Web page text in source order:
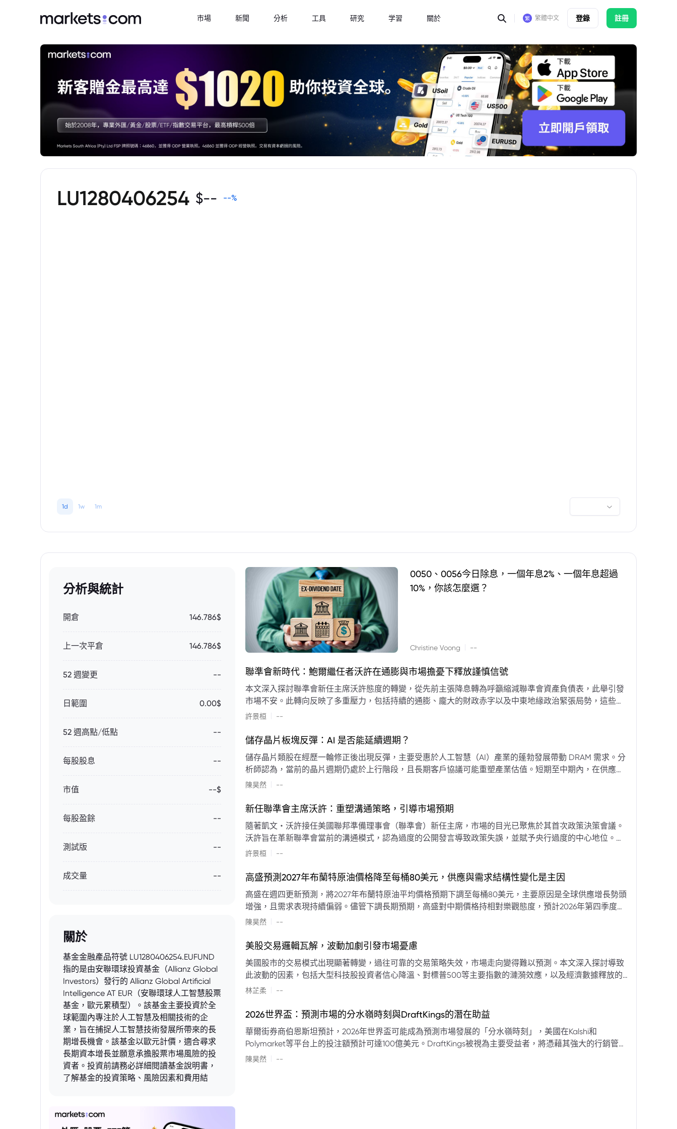
市場 新聞 分析 工具 研究 学習 關於 繁體中文 登錄 註冊
LU1280406254 $-- --%
1d 1w 1m
分析與統計
開倉 146.786$
上一次平倉 146.786$
52 週變更 --
日範圍 0.00$
52 週高點/低點 --
每股股息 --
市值 --$
每股盈餘 --
測試版 --
成交量 --
關於
基金金融產品符號 LU1280406254.EUFUND
指的是由安聯環球投資基金（Allianz Global
Investors）發行的 Allianz Global Artificial
Intelligence AT EUR（安聯環球人工智慧股票
基金，歐元累積型）。該基金主要投資於全
球範圍內專注於人工智慧及相關技術的企
業，旨在捕捉人工智慧技術發展所帶來的長
期增長機會。該基金以歐元計價，適合尋求
長期資本增長並願意承擔股票市場風險的投
資者。投資前請務必詳細閱讀基金說明書，
了解基金的投資策略、風險因素和費用結
0050、0056今日除息，一個年息2%、一個年息超過
10%，你該怎麼選？
Christine Voong --
聯準會新時代：鮑爾繼任者沃許在通膨與市場擔憂下釋放謹慎信號
本文深入探討聯準會新任主席沃許態度的轉變，從先前主張降息轉為呼籲縮減聯準會資產負債表，此舉引發
市場不安。此轉向反映了多重壓力，包括持續的通膨、龐大的財政赤字以及中東地緣政治緊張局勢，這些因
素限制了聯準會實施降息或激進縮減資產負債表的空間。專家預計將進入政策觀望期，重點將放在維持較高
許景桓 --
儲存晶片板塊反彈：AI 是否能延續週期？
儲存晶片類股在經歷一輪修正後出現反彈，主要受惠於人工智慧（AI）產業的蓬勃發展帶動 DRAM 需求。分
析師認為，當前的晶片週期仍處於上行階段，且長期客戶協議可能重塑產業估值。短期至中期內，在供應受
限的支撐下，價格預期將持續走高。
陳昊然 --
新任聯準會主席沃許：重塑溝通策略，引導市場預期
隨著凱文・沃許接任美國聯邦準備理事會（聯準會）新任主席，市場的目光已聚焦於其首次政策決策會議。
沃許旨在革新聯準會當前的溝通模式，認為過度的公開發言導致政策失誤，並賦予央行過度的中心地位。他
計畫重塑政策預期的發布方式及其頻率，目標是減少對預期市場信號的依賴，並強化對經濟基本面的關注。
許景桓 --
高盛預測2027年布蘭特原油價格降至每桶80美元，供應與需求結構性變化是主因
高盛在週四更新預測，將2027年布蘭特原油平均價格預期下調至每桶80美元，主要原因是全球供應增長勢頭
增強，且需求表現持續偏弱。儘管下調長期預期，高盛對中期價格持相對樂觀態度，預計2026年第四季度布
蘭特原油均價為每桶90美元。該行認為，美國、巴西、圭亞那、委內瑞拉及阿聯酋的產量提升，加上需求端
其影響低於預期，二季度的全球供應缺口（每日500萬至600萬桶）因需求疲軟和市場已存在的供過於求而
口受阻持續，2026年底油價可能升至每桶110美元以上，極端情況下2027年甚至可能觸及140美元。相對地，
若供應快速恢復且需求進一步走弱，2026年底油價可能回落至每桶70美元左右，2027年則可能降至每桶60
美元。
陳昊然 --
美股交易邏輯瓦解，波動加劇引發市場憂慮
美國股市的交易模式出現顯著轉變，過往可靠的交易策略失效，市場走向變得難以預測。本文深入探討導致
此波動的因素，包括大型科技股投資者信心降溫、對標普500等主要指數的漣漪效應，以及經濟數據釋放的
矛盾信號。專家意見顯示，雙向交易與市場震盪加劇將成為新常態。重點摘要包括：先前「逢低買入」策略
點：** * **交易邏輯轉變：** 順勢做多的市場邏輯已瓦解，市場走向變得難以預測。 * **科技股信心減弱：**
現顯著的單日反轉幅度，整體市場穩定性大幅下降。 * **經濟數據拉扯：** 經濟數據表現出韌性與聯準會緊
縮貨幣政策預期升溫之間形成拉扯，加劇市場不確定性。 * **專家預期：** 預計將持續出現板塊輪動與風格
切換，投資者意見分歧程度處於極高水平。 * **聚焦聯準會：** 聯準會的利率決議及後續記者會，被視為短
林芷柔 --
2026世界盃：預測市場的分水嶺時刻與DraftKings的潛在助益
華爾街券商伯恩斯坦預計，2026年世界盃可能成為預測市場發展的「分水嶺時刻」，美國在Kalshi和
Polymarket等平台上的投注額預計可達100億美元。DraftKings被視為主要受益者，將憑藉其強大的行銷管
道、西班牙語轉播權以及對預測市場業務的拓展，為即將到來的NFL賽季做準備。
陳昊然 --